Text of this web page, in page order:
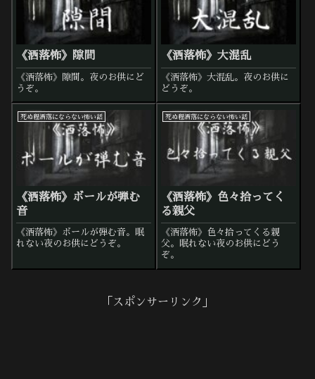
《洒落怖》隙間
《洒落怖》隙間。夜のお供にど
うぞ。
《洒落怖》大混乱
《洒落怖》大混乱。夜のお供に
どうぞ。
死ぬ程洒落にならない怖い話
《洒落怖》ボールが弾む
音
《洒落怖》ボールが弾む音。眠
れない夜のお供にどうぞ。
死ぬ程洒落にならない怖い話
《洒落怖》色々拾ってく
る親父
《洒落怖》色々拾ってくる親
父。眠れない夜のお供にどう
ぞ。
「スポンサーリンク」